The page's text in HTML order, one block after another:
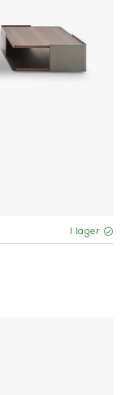
I lager